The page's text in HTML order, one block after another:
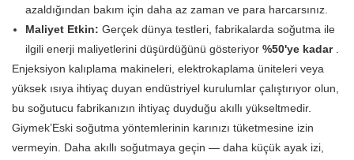
azaldığından bakım için daha az zaman ve para harcarsınız.
Maliyet Etkin: Gerçek dünya testleri, fabrikalarda soğutma ile
ilgili enerji maliyetlerini düşürdüğünü gösteriyor %50'ye kadar .
Enjeksiyon kalıplama makineleri, elektrokaplama üniteleri veya
yüksek ısıya ihtiyaç duyan endüstriyel kurulumlar çalıştırıyor olun,
bu soğutucu fabrikanızın ihtiyaç duyduğu akıllı yükseltmedir.
Giymek’Eski soğutma yöntemlerinin karınızı tüketmesine izin
vermeyin. Daha akıllı soğutmaya geçin — daha küçük ayak izi,